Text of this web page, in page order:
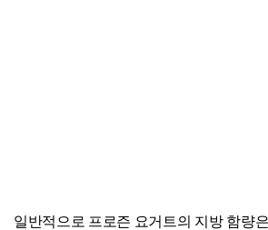
일반적으로 프로즌 요거트의 지방 함량